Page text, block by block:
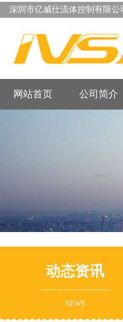
深圳市亿威仕流体控制有限公
网站首页 公司简介
动态资讯
NEWS